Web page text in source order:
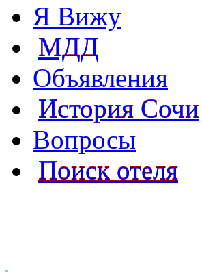
Я Вижу
МДД
Объявления
История Сочи
Вопросы
Поиск отеля